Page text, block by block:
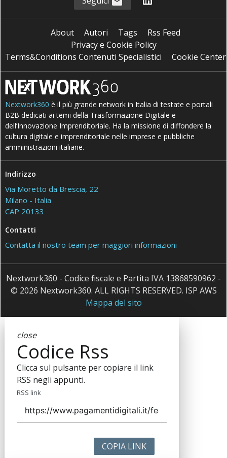
About Autori Tags
Rss Feed
Privacy e Cookie Policy
Terms&Conditions Contenuti Specialistici
Cookie Center
Nextwork360 è il più grande network in Italia di testate e portali
B2B dedicati ai temi della Trasformazione Digitale e
dell’Innovazione Imprenditoriale. Ha la missione di diffondere la
cultura digitale e imprenditoriale nelle imprese e pubbliche
amministrazioni italiane.
Indirizzo
Via Moretto da Brescia, 22
Milano - Italia
CAP 20133
Contatti
Contatta il nostro team per maggiori informazioni
Nextwork360 - Codice fiscale e Partita IVA 13868590962 -
© 2026 Nextwork360. ALL RIGHTS RESERVED. ISP AWS
Mappa del sito
close
Codice Rss
Clicca sul pulsante per copiare il link
RSS negli appunti.
RSS link
COPIA LINK